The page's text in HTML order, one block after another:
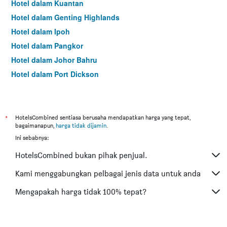
Hotel dalam Kuantan
Hotel dalam Genting Highlands
Hotel dalam Ipoh
Hotel dalam Pangkor
Hotel dalam Johor Bahru
Hotel dalam Port Dickson
*
HotelsCombined sentiasa berusaha mendapatkan harga yang tepat,
bagaimanapun, harga tidak dijamin.
Ini sebabnya:
HotelsCombined bukan pihak penjual.
Kami menggabungkan pelbagai jenis data untuk anda
Mengapakah harga tidak 100% tepat?